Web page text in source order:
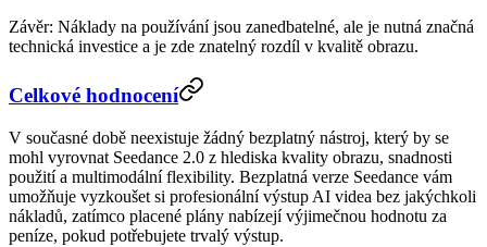
Závěr: Náklady na používání jsou zanedbatelné, ale je nutná značná
technická investice a je zde znatelný rozdíl v kvalitě obrazu.
Celkové hodnocení
V současné době neexistuje žádný bezplatný nástroj, který by se
mohl vyrovnat Seedance 2.0 z hlediska kvality obrazu, snadnosti
použití a multimodální flexibility. Bezplatná verze Seedance vám
umožňuje vyzkoušet si profesionální výstup AI videa bez jakýchkoli
nákladů, zatímco placené plány nabízejí výjimečnou hodnotu za
peníze, pokud potřebujete trvalý výstup.